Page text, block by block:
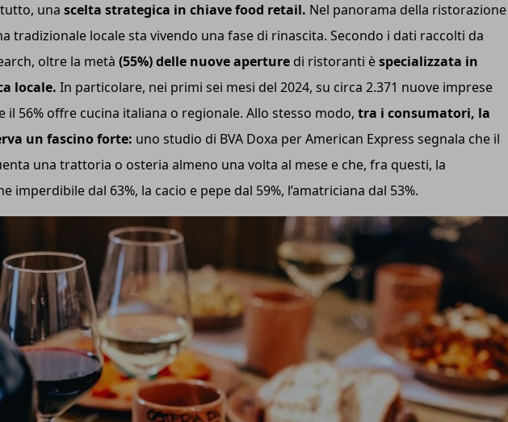
una scelta strategica in chiave food retail. Nel panorama della ristorazione
tradizionale locale sta vivendo una fase di rinascita. Secondo i dati raccolti da
oltre la metà (55%) delle nuove aperture di ristoranti èspecializzata in
locale. In particolare, nei primi sei mesi del 2024, su circa 2.371 nuove imprese
il 56% offre cucina italiana o regionale. Allo stesso modo, tra i consumatori, la
un fascino forte: uno studio di BVA Doxa per American Express segnala che il
una trattoria o osteria almeno una volta al mese e che, fra questi, la
imperdibile dal 63%, la cacio e pepe dal 59%, l’amatriciana dal 53%.